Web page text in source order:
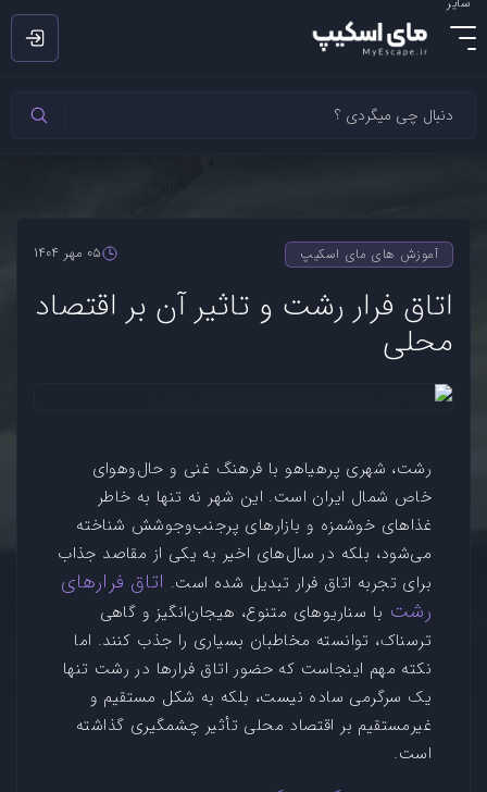
آموزش های مای اسکیپ 05 مهر 1404
اتاق فرار رشت و تاثیر آن بر اقتصاد
محلی
رشت، شهری پرهیاهو با فرهنگ غنی و حال‌وهوای
خاص شمال ایران است. این شهر نه تنها به خاطر
غذاهای خوشمزه و بازارهای پرجنب‌وجوشش شناخته
می‌شود، بلکه در سال‌های اخیر به یکی از مقاصد جذاب
برای تجربه اتاق فرار تبدیل شده است. اتاق فرارهای
رشت با سناریوهای متنوع، هیجان‌انگیز و گاهی
ترسناک، توانسته مخاطبان بسیاری را جذب کنند. اما
نکته مهم اینجاست که حضور اتاق‌ فرارها در رشت تنها
یک سرگرمی ساده نیست، بلکه به شکل مستقیم و
غیرمستقیم بر اقتصاد محلی تأثیر چشمگیری گذاشته
است.